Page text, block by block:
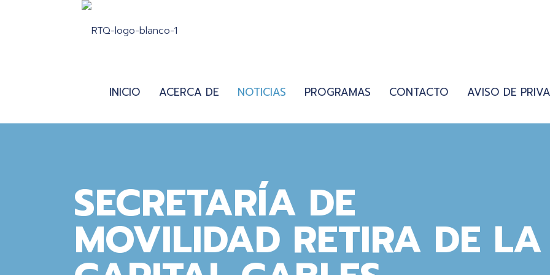
INICIO ACERCA DE NOTICIAS PROGRAMAS CONTACTO AVISO DE
SECRETARÍA DE
MOVILIDAD RETIRA DE LA